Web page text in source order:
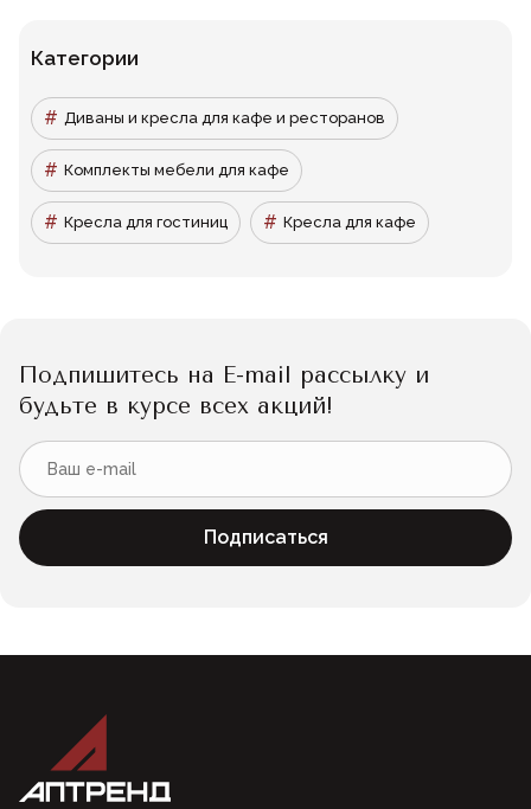
Категории
Диваны и кресла для кафе и ресторанов
Комплекты мебели для кафе
Кресла для гостиниц Кресла для кафе
Подпишитесь на E-mail рассылку и
будьте в курсе всех акций!
Подписаться